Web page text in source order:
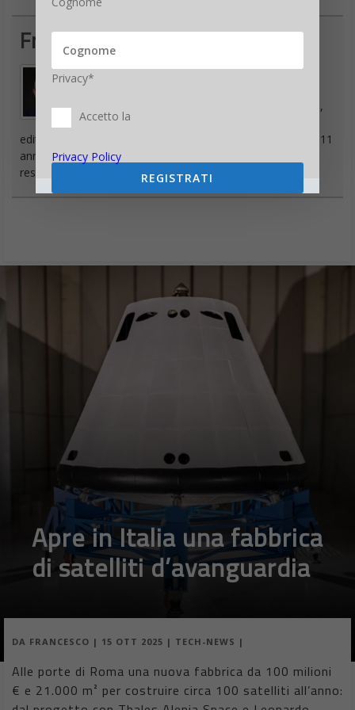
Francesco Marino
anni si occupa di innovazione, mondo digitale,
hardware, software e social. È stato direttore
editoriale della rivista scientifica Newton e ha lavorato per 11
anni al Gruppo Sole 24 Ore. È il fondatore e direttore
responsabile di Digitalic
Apre in Italia una fabbrica
di satelliti d’avanguardia
DA FRANCESCO | 15 OTT 2025 | TECH-NEWS |
Alle porte di Roma una nuova fabbrica da 100 milioni
€ e 21.000 m² per costruire circa 100 satelliti all’anno:
Privacy*
Accetto la
Privacy Policy
REGISTRATI